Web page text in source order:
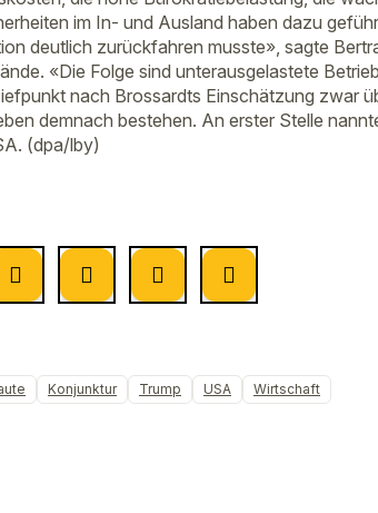
im In- und Ausland haben dazu
deutlich zurückfahren musste», sagte
«Die Folge sind unterausgelastete
nach Brossardts Einschätzung zwar
demnach bestehen. An erster Stelle
(dpa/lby)
Konjunktur Trump USA Wirtschaft